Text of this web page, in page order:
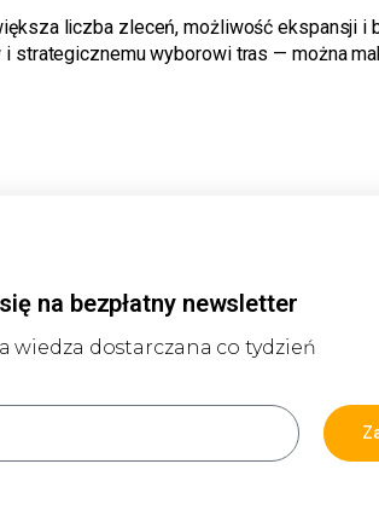
liczba zleceń, możliwość ekspansji i
strategicznemu wyborowi tras — można
na bezpłatny newsletter
wiedza dostarczana co tydzień